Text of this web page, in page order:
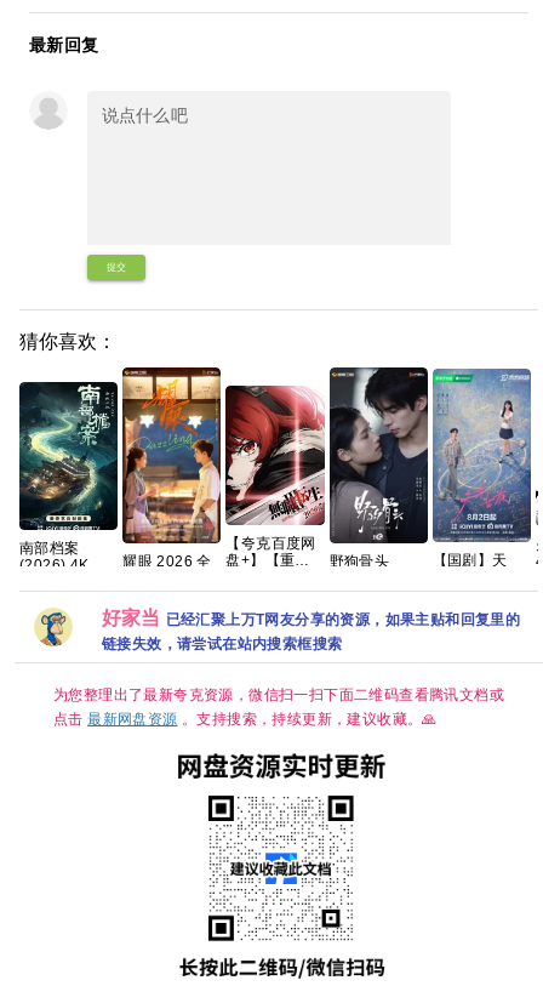
最新回复
提交
猜你喜欢：
南部档案‎
(2026) 4K
60帧
DDP5.1&AAC2.0
简中字幕【1
～5GB/集】张
耀眼 2026 全
李昀锐
【夸克百度网
盘+】【重
Ⅲ第三季 到了
异世界就拿出
真本事 开播2
集
野狗骨头
国语中字
1080P高清资
源分享
【国剧】天
(2026)【更至
最新】
【2016P】
一天主演】
好家当 已经汇聚上万T网友分享的资源，如果主贴和回复里的
链接失效，请尝试在站内搜索框搜索
为您整理出了最新夸克资源，微信扫一扫下面二维码查看腾讯文档或
点击最新网盘资源 。支持搜索，持续更新，建议收藏。🙏